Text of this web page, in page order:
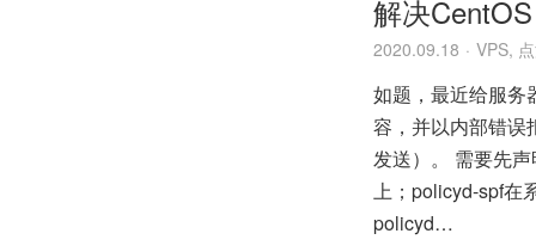
解决
2020.09.18 VPS,
如题，最近给服务
容，并以内部错误
发送）。 需要先
上；policyd-spf在
policyd…